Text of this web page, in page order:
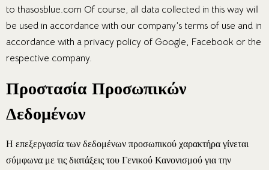
to thasosblue.com Of course, all data collected in this way will
be used in accordance with our company’s terms of use and in
accordance with a privacy policy of Google, Facebook or the
respective company.
Προστασία Προσωπικών
Δεδομένων
Η επεξεργασία των δεδομένων προσωπικού χαρακτήρα γίνεται
σύμφωνα με τις διατάξεις του Γενικού Κανονισμού για την